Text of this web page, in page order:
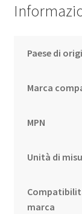
Paese di
Marca
MPN
Unità di
marca